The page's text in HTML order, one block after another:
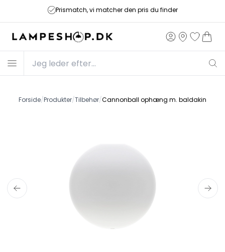
Prismatch, vi matcher den pris du finder
Forside/Produkter/Tilbehør/Cannonball ophæng m. baldakin